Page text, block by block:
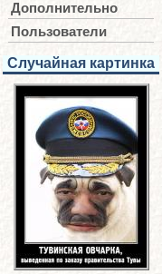
Дополнительно
Пользователи
Случайная картинка